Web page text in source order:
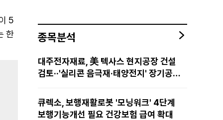
5
한
종목분석
대주전자재료, 美 텍사스 현지공장 건설
검토··'실리콘 음극재·태양전지' 장기공급
큐렉소, 보행재활로봇 '모닝워크' 4단계
보행기능개선 필요 건강보험 급여 확대